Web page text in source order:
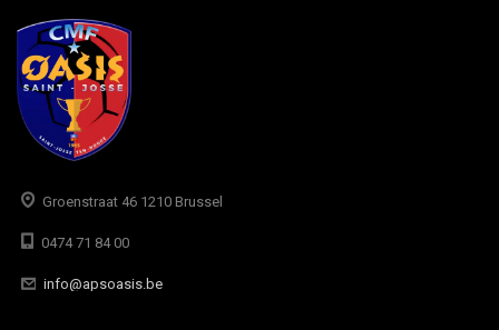
Groenstraat 46 1210 Brussel
0474 71 84 00
info@apsoasis.be